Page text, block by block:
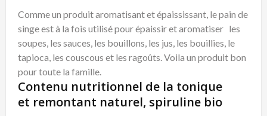
Comme un produit aromatisant et épaississant, le pain de
singe est à la fois utilisé pour épaissir et aromatiser les
soupes, les sauces, les bouillons, les jus, les bouillies, le
tapioca, les couscous et les ragoûts. Voila un produit bon
pour toute la famille.
Contenu nutritionnel de la tonique
et remontant naturel, spiruline bio